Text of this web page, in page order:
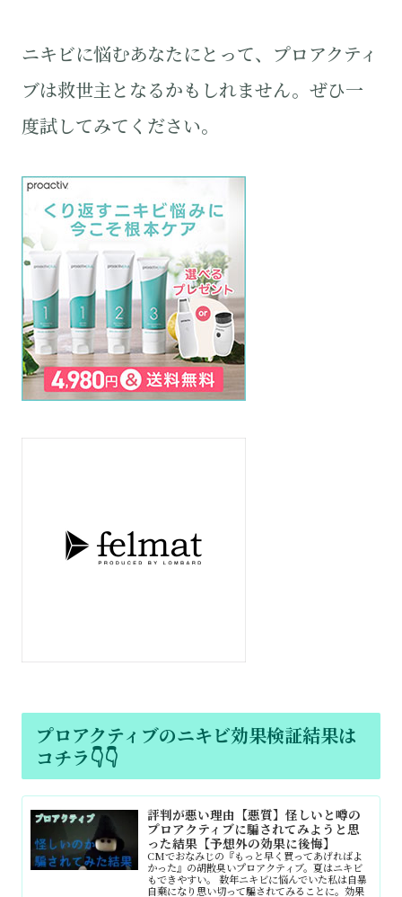
ニキビに悩むあなたにとって、プロアクティ
ブは救世主となるかもしれません。ぜひ一
度試してみてください。
プロアクティブのニキビ効果検証結果は
コチラ👇👇
評判が悪い理由【悪質】怪しいと噂の
プロアクティブに騙されてみようと思
った結果【予想外の効果に後悔】
CMでおなみじの『もっと早く買ってあげればよ
かった』の胡散臭いプロアクティブ。夏はニキビ
もできやすい。 数年ニキビに悩んでいた私は自暴
自棄になり思い切って騙されてみることに。効果